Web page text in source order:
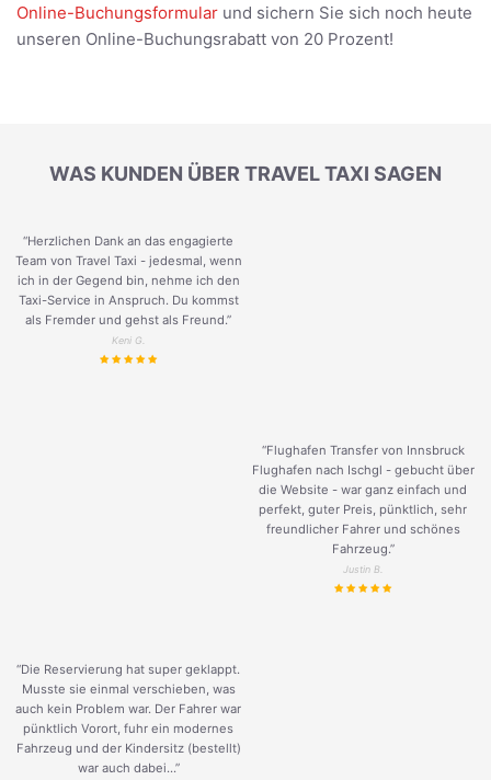
Online-Buchungsformular und sichern Sie sich noch heute
unseren Online-Buchungsrabatt von 20 Prozent!
WAS KUNDEN ÜBER TRAVEL TAXI SAGEN
“Herzlichen Dank an das engagierte
Team von Travel Taxi - jedesmal, wenn
ich in der Gegend bin, nehme ich den
Taxi-Service in Anspruch. Du kommst
als Fremder und gehst als Freund.”
Keni G.
“Flughafen Transfer von Innsbruck
Flughafen nach Ischgl - gebucht über
die Website - war ganz einfach und
perfekt, guter Preis, pünktlich, sehr
freundlicher Fahrer und schönes
Fahrzeug.”
Justin B.
“Die Reservierung hat super geklappt.
Musste sie einmal verschieben, was
auch kein Problem war. Der Fahrer war
pünktlich Vorort, fuhr ein modernes
Fahrzeug und der Kindersitz (bestellt)
war auch dabei...”